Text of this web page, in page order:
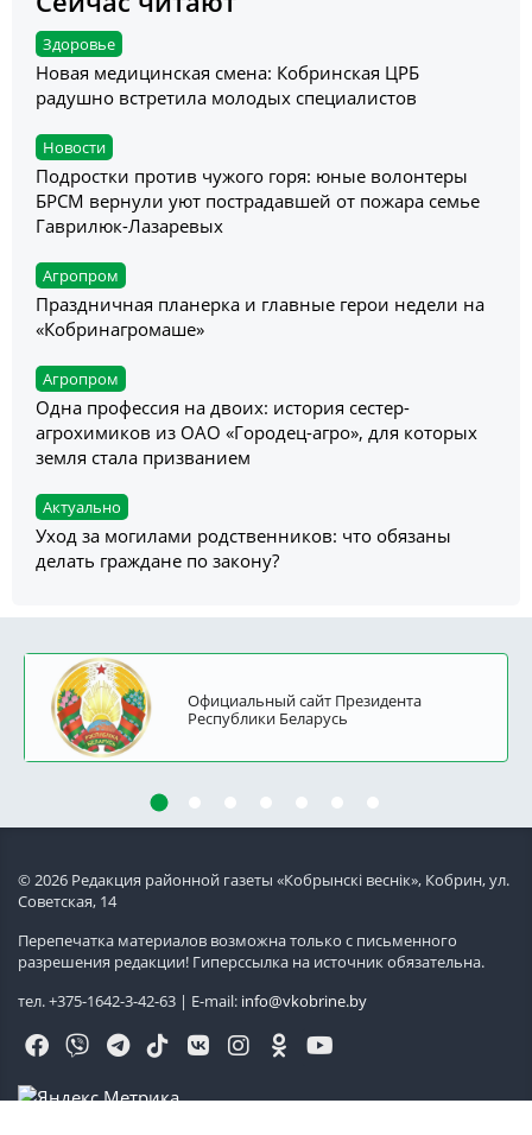
Здоровье
Новая медицинская смена: Кобринская ЦРБ
радушно встретила молодых специалистов
Новости
Подростки против чужого горя: юные волонтеры
БРСМ вернули уют пострадавшей от пожара семье
Гаврилюк-Лазаревых
Агропром
Праздничная планерка и главные герои недели на
«Кобринагромаше»
Агропром
Одна профессия на двоих: история сестер-
агрохимиков из ОАО «Городец-агро», для которых
земля стала призванием
Актуально
Уход за могилами родственников: что обязаны
делать граждане по закону?
Официальный сайт Президента
Республики Беларусь
© 2026 Редакция районной газеты «Кобрынскi веснiк», Кобрин, ул.
Советская, 14
Перепечатка материалов возможна только с письменного
разрешения редакции! Гиперссылка на источник обязательна.
тел. +375-1642-3-42-63 | E-mail: info@vkobrine.by